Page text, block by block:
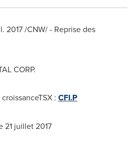
2017 /CNW/ - Reprise des
CORP.
: CFI.P
21 juillet 2017